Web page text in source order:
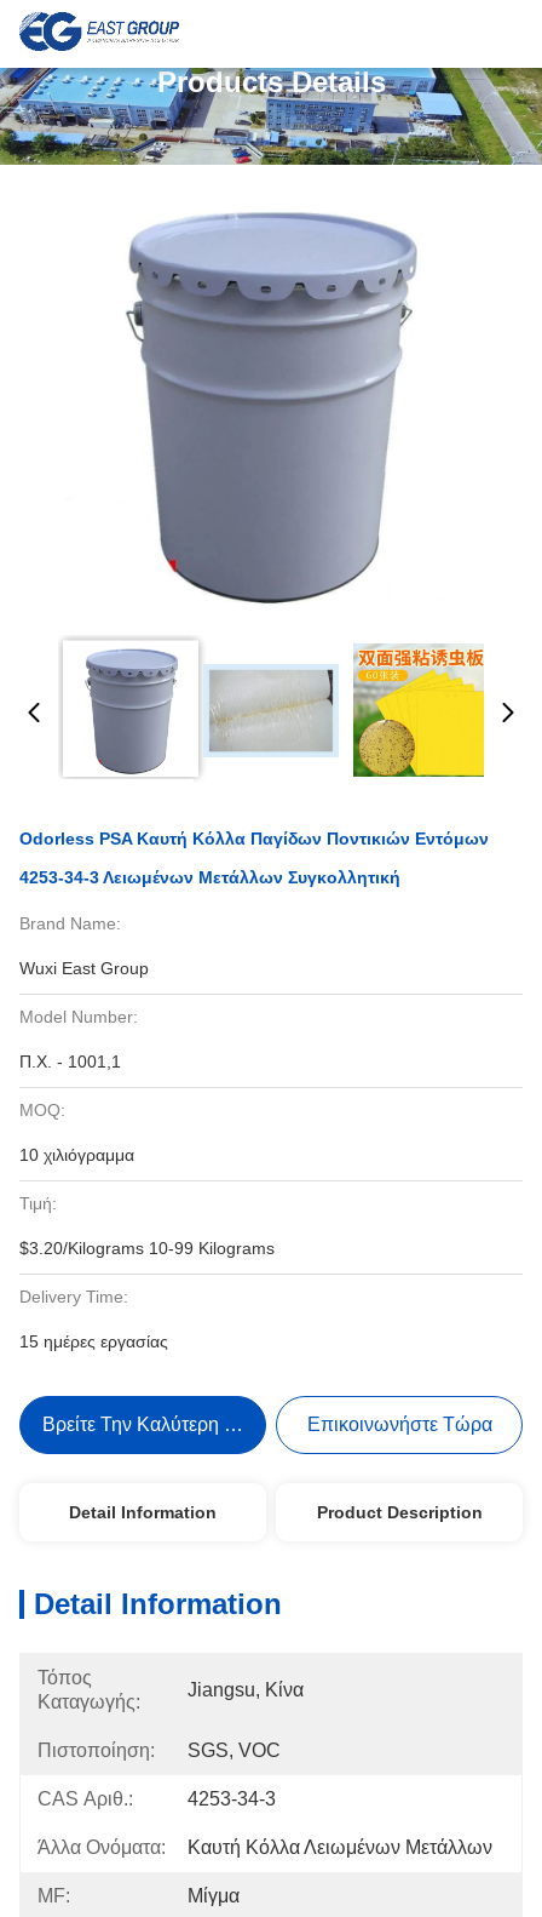
Products Details
Odorless PSA Καυτή Κόλλα Παγίδων Ποντικιών Εντόμων
4253-34-3 Λειωμένων Μετάλλων Συγκολλητική
Brand Name:
Wuxi East Group
Model Number:
Π.Χ. - 1001,1
MOQ:
10 χιλιόγραμμα
Τιμή:
$3.20/Kilograms 10-99 Kilograms
Delivery Time:
15 ημέρες εργασίας
Βρείτε Την Καλύτερη Τιμή Επικοινωνήστε Τώρα
Detail Information Product Description
Detail Information
Τόπος
Καταγωγής:
Jiangsu, Κίνα
Πιστοποίηση: SGS, VOC
CAS Αριθ.: 4253-34-3
Άλλα Ονόματα: Καυτή Κόλλα Λειωμένων Μετάλλων
MF: Μίγμα